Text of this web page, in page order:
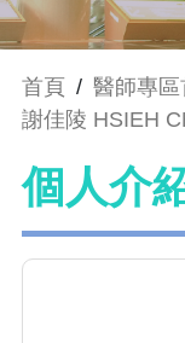
首頁 / 醫師專區
謝佳陵 HSIEH
個人介